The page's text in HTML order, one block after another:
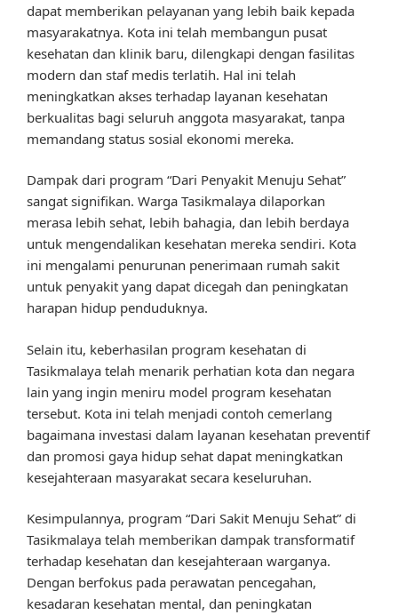
dapat memberikan pelayanan yang lebih baik kepada
masyarakatnya. Kota ini telah membangun pusat
kesehatan dan klinik baru, dilengkapi dengan fasilitas
modern dan staf medis terlatih. Hal ini telah
meningkatkan akses terhadap layanan kesehatan
berkualitas bagi seluruh anggota masyarakat, tanpa
memandang status sosial ekonomi mereka.
Dampak dari program “Dari Penyakit Menuju Sehat”
sangat signifikan. Warga Tasikmalaya dilaporkan
merasa lebih sehat, lebih bahagia, dan lebih berdaya
untuk mengendalikan kesehatan mereka sendiri. Kota
ini mengalami penurunan penerimaan rumah sakit
untuk penyakit yang dapat dicegah dan peningkatan
harapan hidup penduduknya.
Selain itu, keberhasilan program kesehatan di
Tasikmalaya telah menarik perhatian kota dan negara
lain yang ingin meniru model program kesehatan
tersebut. Kota ini telah menjadi contoh cemerlang
bagaimana investasi dalam layanan kesehatan preventif
dan promosi gaya hidup sehat dapat meningkatkan
kesejahteraan masyarakat secara keseluruhan.
Kesimpulannya, program “Dari Sakit Menuju Sehat” di
Tasikmalaya telah memberikan dampak transformatif
terhadap kesehatan dan kesejahteraan warganya.
Dengan berfokus pada perawatan pencegahan,
kesadaran kesehatan mental, dan peningkatan